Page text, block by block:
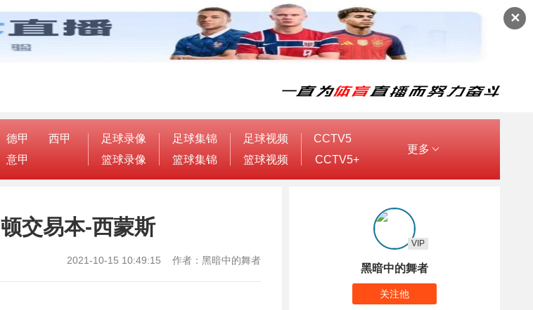
✕
德甲
西甲
意甲
足球录像
篮球录像
足球集锦
篮球集锦
足球视频
篮球视频
CCTV5
CCTV5+
更多
交易本-西蒙斯
2021-10-15 10:49:15 作者：黑暗中的舞者
黑暗中的舞者
VIP
关注他